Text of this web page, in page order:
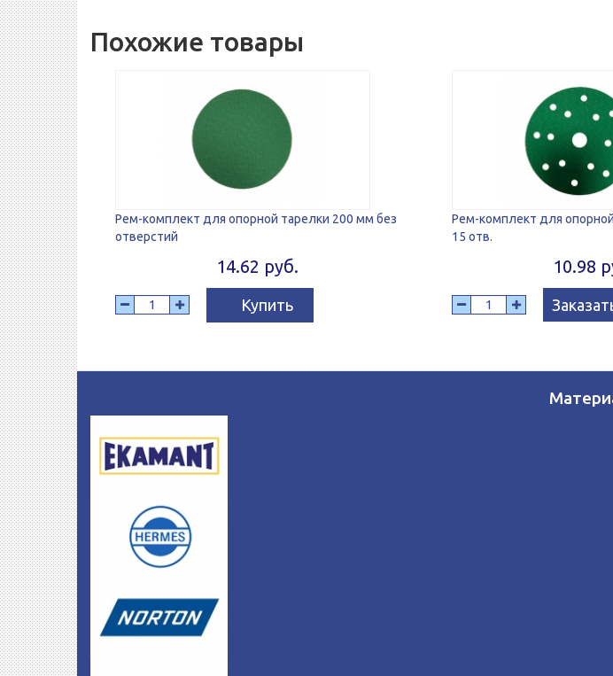
Похожие товары
Рем-комплект для опорной тарелки 200 мм без
отверстий
14.62 руб.
Купить
Рем-комплект для
15 отв.
10.98